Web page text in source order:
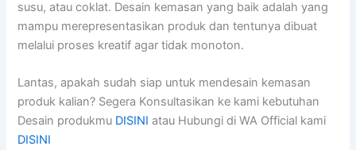
susu, atau coklat. Desain kemasan yang baik adalah yang
mampu merepresentasikan produk dan tentunya dibuat
melalui proses kreatif agar tidak monoton.
Lantas, apakah sudah siap untuk mendesain kemasan
produk kalian? Segera Konsultasikan ke kami kebutuhan
Desain produkmu DISINI atau Hubungi di WA Official kami
DISINI